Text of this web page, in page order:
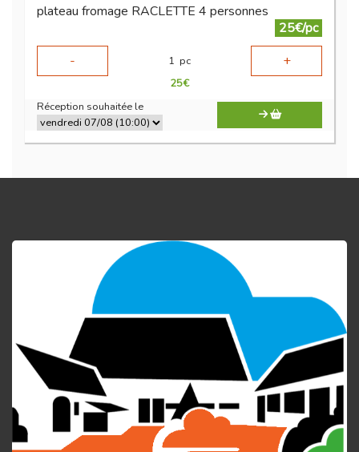
plateau fromage RACLETTE 4 personnes
25€/pc
-
1 pc +
25€
Réception souhaitée le